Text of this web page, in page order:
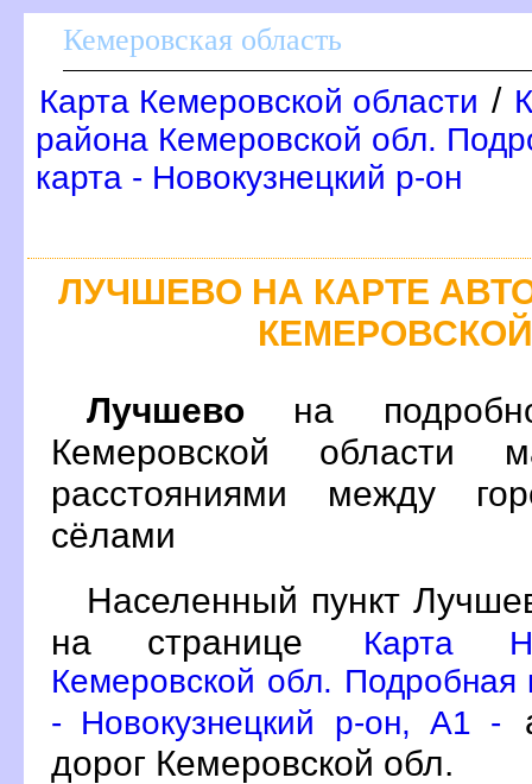
Кемеровская область
Карта Кемеровской области /
района Кемеровской обл.
карта - Новокузнецкий р-он
ЛУЧШЕВО НА КАРТЕ
Лучшево на
Кемеровской области
расстояниями между
сёлами
Населенный пункт
на странице
Карта
Кемеровской обл. Подробная
- Новокузнецкий р-он, A1 -
дорог Кемеровской обл.